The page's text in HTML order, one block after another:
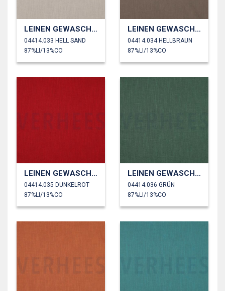
LEINEN GEWASCHEN 230 GM2
04414.033 HELL SAND
87%LI/13%CO
LEINEN GEWASCHEN 230 GM2
04414.034 HELLBRAUN
87%LI/13%CO
LEINEN GEWASCHEN 230 GM2
04414.035 DUNKELROT
87%LI/13%CO
LEINEN GEWASCHEN 230 GM2
04414.036 GRÜN
87%LI/13%CO